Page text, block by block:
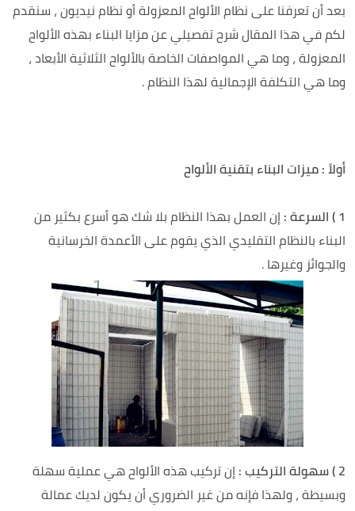
بعد أن تعرفنا على نظام الألواح المعزولة أو نظام نيديون ، سنقدم
لكم في هذا المقال شرح تفصيلي عن مزايا البناء بهذه الألواح
المعزولة ، وما هي المواصفات الخاصة بالألواح الثلاثية الأبعاد ،
وما هي التكلفة الإجمالية لهذا النظام .
أولاً : ميزات البناء بتقنية الألواح
1 ) السرعة :
إن العمل بهذا النظام بلا شك هو أسرع بكثير من
البناء بالنظام التقليدي الذي يقوم على الأعمدة الخرسانية
والجوائز وغيرها .
2 ) سهولة التركيب :
إن تركيب هذه الألواح هي عملية سهلة
وبسيطة ، ولهذا فإنه من غير الضروري أن يكون لديك عمالة